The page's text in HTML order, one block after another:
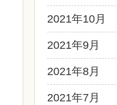
2021年10月
2021年9月
2021年8月
2021年7月